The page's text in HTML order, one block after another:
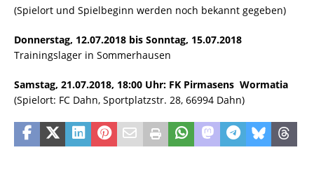
(Spielort und Spielbeginn werden noch bekannt gegeben)
Donnerstag, 12.07.2018 bis Sonntag, 15.07.2018
Trainingslager in Sommerhausen
Samstag, 21.07.2018, 18:00 Uhr: FK Pirmasens  Wormatia
(Spielort: FC Dahn, Sportplatzstr. 28, 66994 Dahn)